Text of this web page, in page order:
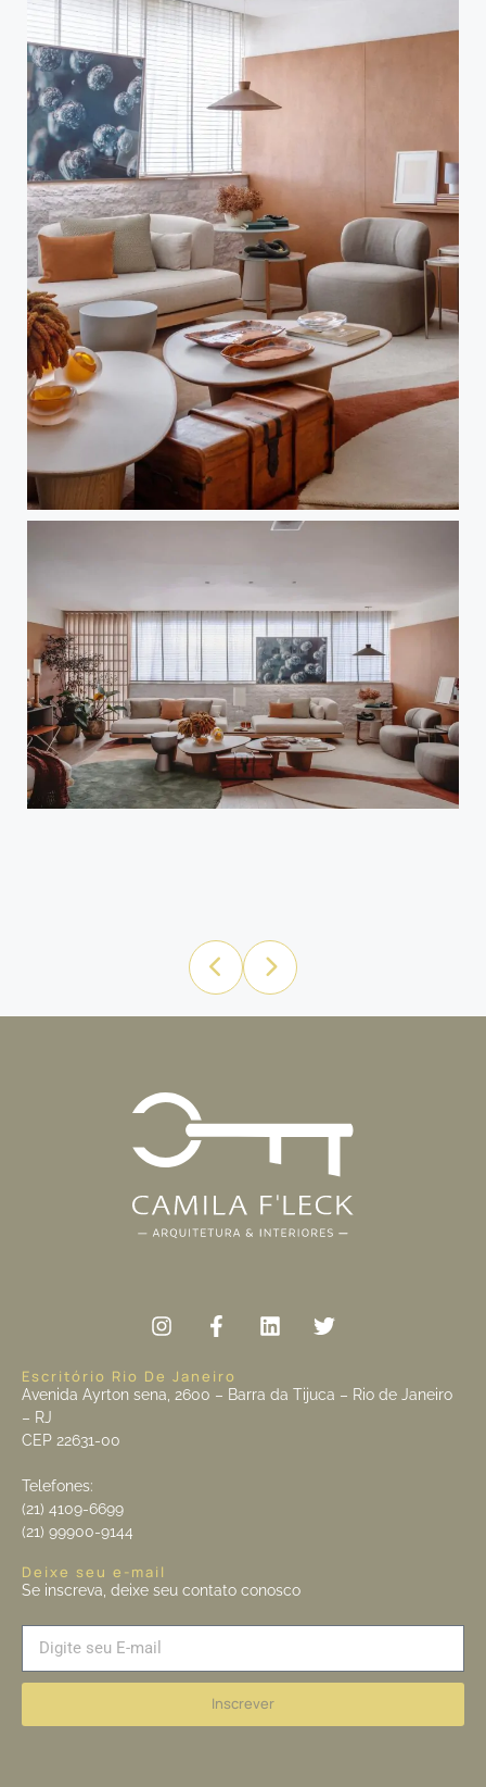
Escritório Rio De Janeiro
Avenida Ayrton sena, 2600 – Barra da Tijuca – Rio de Janeiro
– RJ
CEP 22631-00
Telefones:
(21) 4109-6699
(21) 99900-9144
Deixe seu e-mail
Se inscreva, deixe seu contato conosco
Inscrever